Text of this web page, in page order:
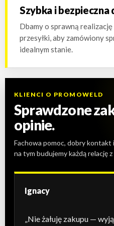
Szybka i bezpieczna
Dbamy o sprawną
przesyłki, aby zamówiony
idealnym stanie.
KLIENCI O PROMOWELD
Sprawdzone
opinie.
Fachowa pomoc, dobry
na tym budujemy każdą relację
Ignacy
„Nie żałuję zakupu —